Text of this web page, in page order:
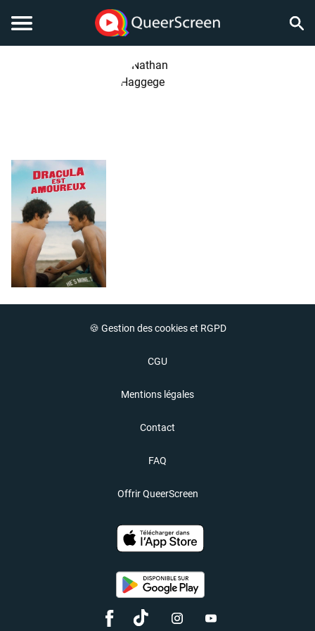
🍪 Gestion des cookies et RGPD
CGU
Mentions légales
Contact
FAQ
Offrir QueerScreen